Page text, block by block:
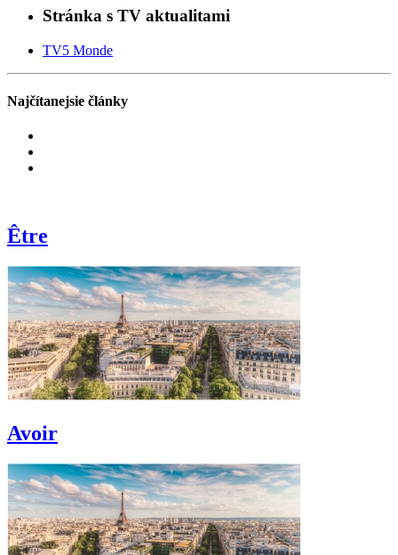
Stránka s TV aktualitami
TV5 Monde
Najčítanejsie články
Être
Avoir